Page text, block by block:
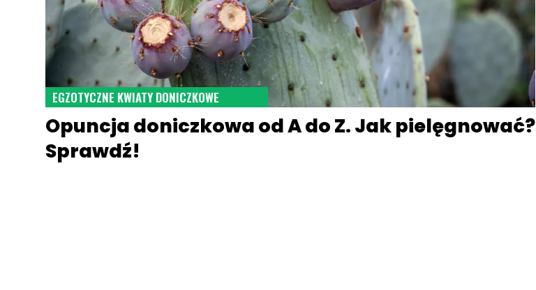
EGZOTYCZNE KWIATY DONICZKOWE
Opuncja doniczkowa od A do Z. Jak pielęgnować?
Sprawdź!